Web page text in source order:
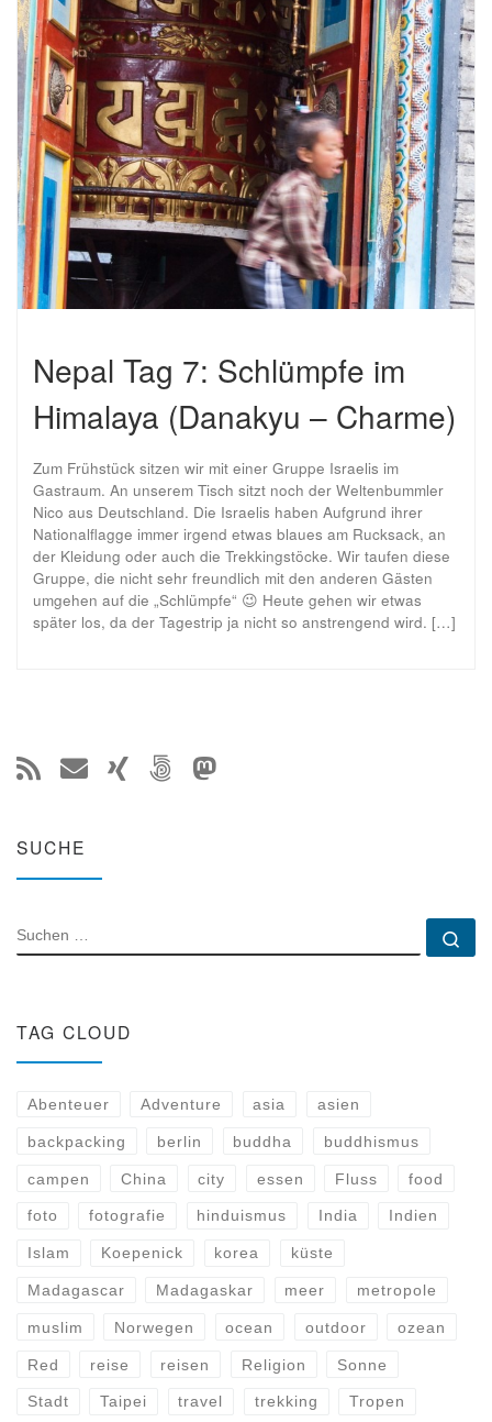
Nepal Tag 7: Schlümpfe im
Himalaya (Danakyu – Charme)
Zum Frühstück sitzen wir mit einer Gruppe Israelis im
Gastraum. An unserem Tisch sitzt noch der Weltenbummler
Nico aus Deutschland. Die Israelis haben Aufgrund ihrer
Nationalflagge immer irgend etwas blaues am Rucksack, an
der Kleidung oder auch die Trekkingstöcke. Wir taufen diese
Gruppe, die nicht sehr freundlich mit den anderen Gästen
umgehen auf die „Schlümpfe“ 😉 Heute gehen wir etwas
später los, da der Tagestrip ja nicht so anstrengend wird. […]
SUCHE
SUCHE
TAG CLOUD
Abenteuer Adventure asia asien
backpacking berlin buddha buddhismus
campen China city essen Fluss food
foto fotografie hinduismus India Indien
Islam Koepenick korea küste
Madagascar Madagaskar meer metropole
muslim Norwegen ocean outdoor ozean
Red reise reisen Religion Sonne
Stadt Taipei travel trekking Tropen